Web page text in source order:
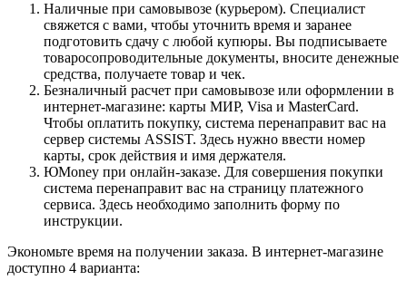
Наличные при самовывозе (курьером). Специалист
свяжется с вами, чтобы уточнить время и заранее
подготовить сдачу с любой купюры. Вы подписываете
товаросопроводительные документы, вносите денежные
средства, получаете товар и чек.
Безналичный расчет при самовывозе или оформлении в
интернет-магазине: карты МИР, Visa и MasterCard.
Чтобы оплатить покупку, система перенаправит вас на
сервер системы ASSIST. Здесь нужно ввести номер
карты, срок действия и имя держателя.
ЮMoney при онлайн-заказе. Для совершения покупки
система перенаправит вас на страницу платежного
сервиса. Здесь необходимо заполнить форму по
инструкции.
Экономьте время на получении заказа. В интернет-магазине
доступно 4 варианта: